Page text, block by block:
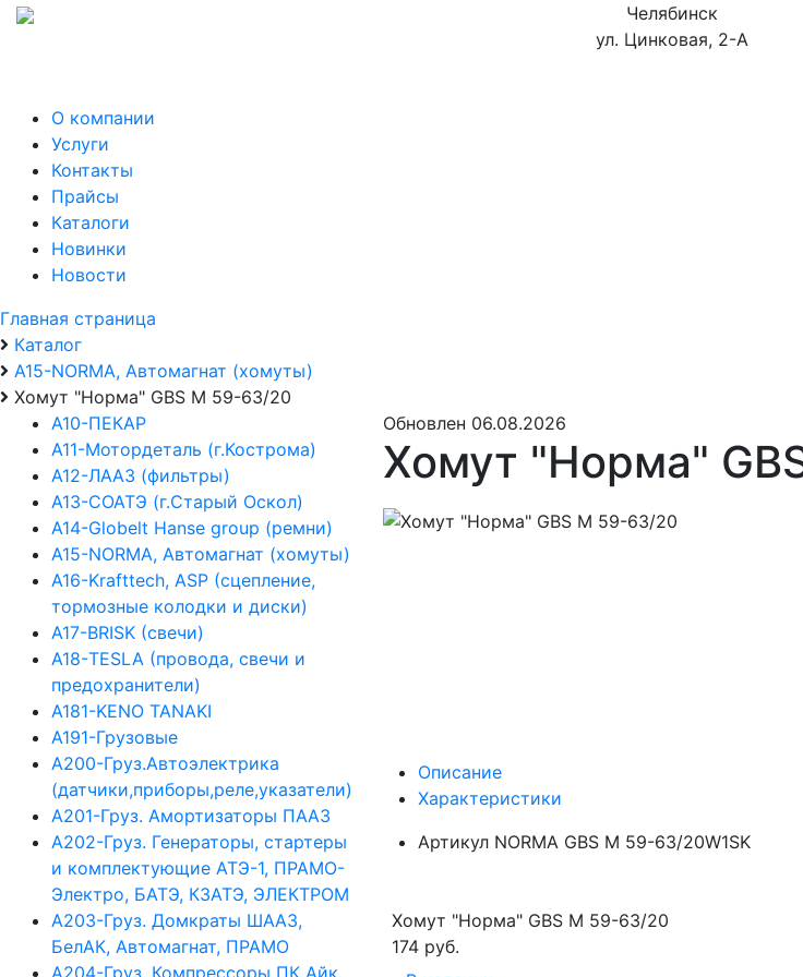
Челябинск
ул. Цинковая, 2-А
О компании
Услуги
Контакты
Прайсы
Каталоги
Новинки
Новости
Главная страница
Каталог
А15-NORMA, Автомагнат (хомуты)
Хомут "Норма" GBS М 59-63/20
А10-ПЕКАР
А11-Мотордеталь (г.Кострома)
А12-ЛААЗ (фильтры)
А13-СОАТЭ (г.Старый Оскол)
А14-Globelt Hanse group (ремни)
А15-NORMA, Автомагнат (хомуты)
А16-Krafttech, ASP (сцепление,
тормозные колодки и диски)
А17-BRISK (свечи)
А18-TESLA (провода, свечи и
предохранители)
А181-KENO TANAKI
А191-Грузовые
А200-Груз.Автоэлектрика
(датчики,приборы,реле,указатели)
А201-Груз. Амортизаторы ПААЗ
А202-Груз. Генераторы, стартеры
и комплектующие АТЭ-1, ПРАМО-
Электро, БАТЭ, КЗАТЭ, ЭЛЕКТРОМ
А203-Груз. Домкраты ШААЗ,
БелАК, Автомагнат, ПРАМО
А204-Груз. Компрессоры ПК Айк,
Обновлен 06.08.2026
Хомут "Норма"
Описание
Характеристики
Артикул NORMA GBS M 59-63/20W1SK
Хомут "Норма" GBS М 59-63/20
174 руб.